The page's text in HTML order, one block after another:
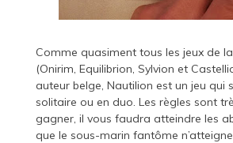
Comme quasiment tous les jeux de
(Onirim, Equilibrion, Sylvion et
auteur belge, Nautilion est un jeu qui
solitaire ou en duo. Les règles sont
gagner, il vous faudra atteindre les
que le sous-marin fantôme